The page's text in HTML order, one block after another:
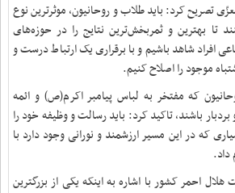
تصریح کرد: باید طلاب و روحانیون، موثرترین نوع
تا بهترین و ثمربخش‌ترین نتایج را در حوزه‌های
افراد شاهد باشیم و با برقراری یک ارتباط درست و
موجود را اصلاح کنیم.
که مفتخر به لباس پیامبر اکرم(ص) و ائمه
باشند، تاکید کرد: باید رسالت و وظیفه خود را
که در این مسیر ارزشمند و نورانی وجود دارد با
احمر کشور با اشاره به اینکه یکی از بزرگترین